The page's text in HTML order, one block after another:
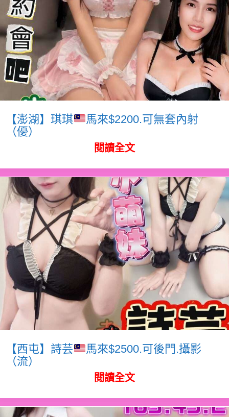
【澎湖】琪琪
馬來$2200.可無套內射
（優）
閱讀全文
【西屯】詩芸
馬來$2500.可後門.攝影
（流）
閱讀全文